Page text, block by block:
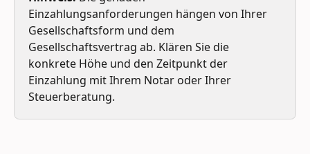
Einzahlungsanforderungen hängen von Ihrer
Gesellschaftsform und dem
Gesellschaftsvertrag ab. Klären Sie die
konkrete Höhe und den Zeitpunkt der
Einzahlung mit Ihrem Notar oder Ihrer
Steuerberatung.